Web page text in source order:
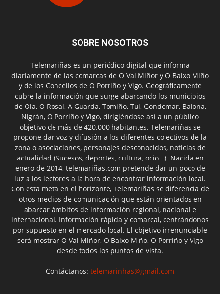
SOBRE NOSOTROS
Telemariñas es un periódico digital que informa
diariamente de las comarcas de O Val Miñor y O Baixo Miño
y de los Concellos de O Porriño y Vigo. Geográficamente
cubre la información que surge abarcando los municipios
de Oia, O Rosal, A Guarda, Tomiño, Tui, Gondomar, Baiona,
Nigrán, O Porriño y Vigo, dirigiéndose así a un público
objetivo de más de 420.000 habitantes. Telemariñas se
propone dar voz y difusión a los diferentes colectivos de la
zona o asociaciones, personajes desconocidos, noticias de
actualidad (Sucesos, deportes, cultura, ocio...). Nacida en
enero de 2014, telemariñas.com pretende dar un poco de
luz a los lectores a la hora de encontrar información local.
Con esta meta en el horizonte, Telemariñas se diferencia de
otros medios de comunicación que están orientados en
abarcar ámbitos de información regional, nacional e
internacional. Información rápida y comarcal, centrándonos
por supuesto en el mercado local. El objetivo irrenunciable
será mostrar O Val Miñor, O Baixo Miño, O Porriño y Vigo
desde todos los puntos de vista.
Contáctanos: telemarinhas@gmail.com